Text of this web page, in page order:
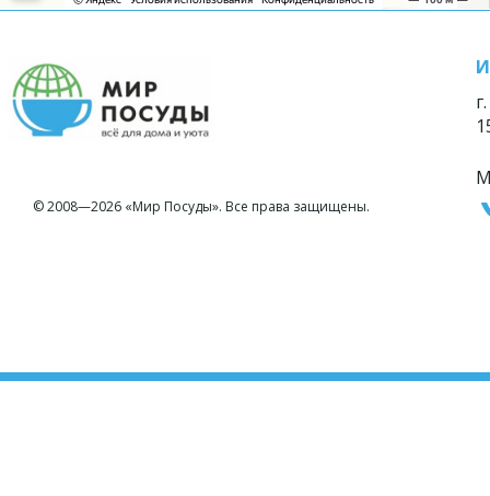
© 2008—2026 «Мир Посуды». Все права защищены.